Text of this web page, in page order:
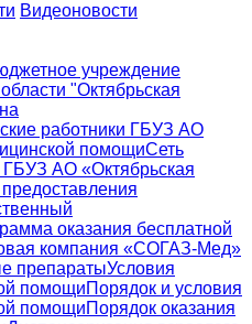
Видеоновости
учреждение
"Октябрьская
работники ГБУЗ АО
помощиСеть
ГБУЗ АО «Октябрьская
оказания бесплатной
компания «СОГАЗ-Мед»
препаратыУсловия
помощиПорядок и условия
помощиПорядок оказания